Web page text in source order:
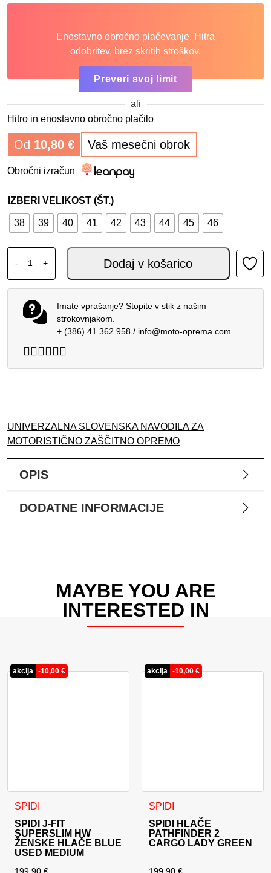
Enostavno obročno plačevanje. Hitra
odobritev, brez skritih stroškov.
Preveri svoj limit
ali
Hitro in enostavno obročno plačilo
Od 10,80 € Vaš mesečni obrok
Obročni izračun
IZBERI VELIKOST (ŠT.)
38 39 40 41 42 43 44 45 46
-
Dainese Fulcrum 3 Gore-tex Boots Black količina
+ Dodaj v košarico
Imate vprašanje? Stopite v stik z našim
strokovnjakom.
+ (386) 41 362 958/ info@moto-oprema.com
UNIVERZALNA SLOVENSKA NAVODILA ZA
MOTORISTIČNO ZAŠČITNO OPREMO
OPIS
DODATNE INFORMACIJE
MAYBE YOU ARE
INTERESTED IN
akcija -10,00 €
SPIDI
SPIDI J-FIT
SUPERSLIM HW
ŽENSKE HLAČE BLUE
USED MEDIUM
Ta izdelek ima več različic. Možnosti lahko izberete na
akcija -10,00 €
SPIDI
SPIDI HLAČE
PATHFINDER 2
CARGO LADY GREEN
Ta izdelek ima več različic.